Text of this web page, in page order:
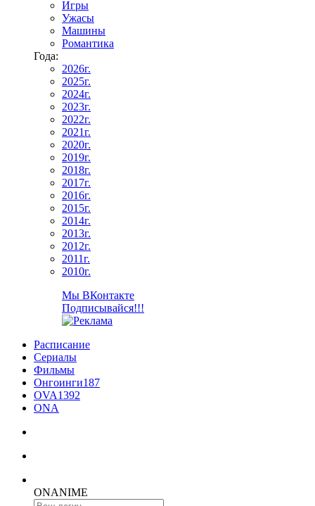
Игры
Ужасы
Машины
Романтика
Года:
2026г.
2025г.
2024г.
2023г.
2022г.
2021г.
2020г.
2019г.
2018г.
2017г.
2016г.
2015г.
2014г.
2013г.
2012г.
2011г.
2010г.
Мы ВКонтакте
Подписывайся!!!
Расписание
Сериалы
Фильмы
Онгоинги187
OVA1392
ONA
ONANIME